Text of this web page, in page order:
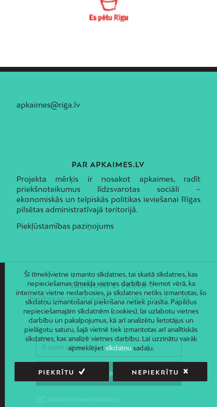
apkaimes@riga.lv
PAR APKAIMES.LV
Projekta mērķis ir nosakot apkaimes, radīt
priekšnoteikumus līdzsvarotas sociāli –
ekonomiskās un telpiskās politikas ieviešanai Rīgas
pilsētas administratīvajā teritorijā.
Piekļūstamības paziņojums
JAUNUMI E-PASTĀ
Piesakies un saņem jaunāko informāciju savā e-pastā!
Šī tīmekļvietne izmanto sīkdatnes, tai skaitā sīkdatnes, kas
nepieciešamas tīmekļa vietnes darbībai. Ņemot vērā, ka
interneta vietne nedarbosies, ja sīkdatnes netiks izmantotas, šo
sīkdatņu izmantošanai piekrišana netiek prasīta. Papildus
nepieciešamajām sīkdatnēm (cookies), lai uzlabotu vietnes
darbību un pakalpojumus, kā arī analizētu lietotājus un
pielāgotu saturu, šajā vietnē tiek izmantotas arī analītiskās
sīkdatnes, kas analizē vietnes darbību. Lai uzzinātu vairāk
apmeklējiet sīkdatņusadaļu.
PIEKRĪTU NEPIEKRĪTU